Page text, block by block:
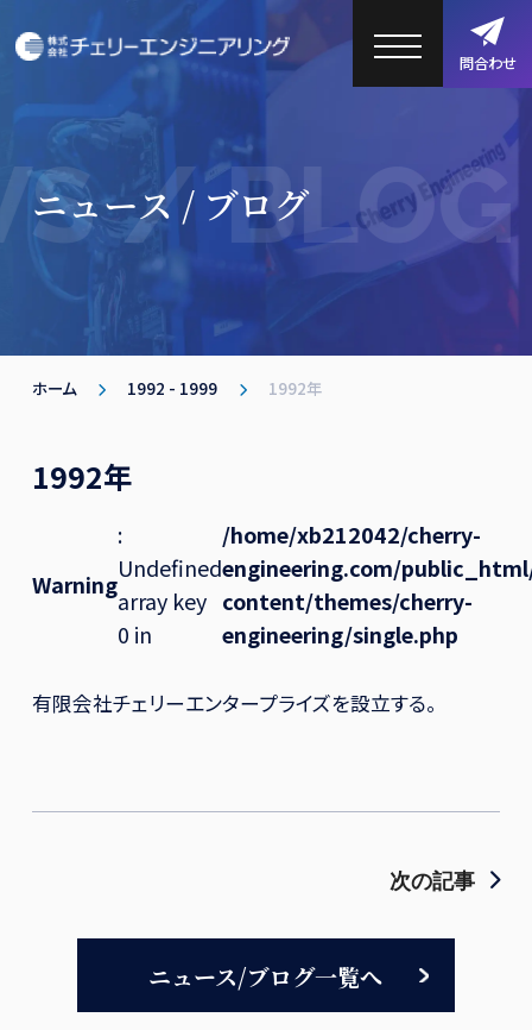
問合わせ
/
ニュース / ブログ
ホーム 1992 - 1999 1992年
1992年
Warning
:
Undefined
array key
0 in
/home/xb212042/cherry-
engineering.com/
content/themes/cherry-
engineering/single.php
有限会社チェリーエンタープライズを設立する。
次の記事
ニュース/ブログ一覧へ